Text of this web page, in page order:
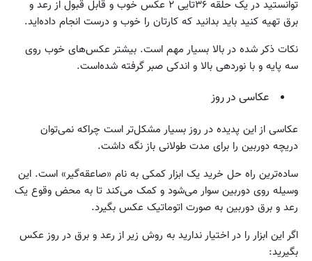
توانستید در یک حلقه ۳۶تایی ۲ عکس خوب و قابل قبول از رعد و
برق تهیه کنید باید بدانید که کارتان را خوب و درست انجام داده‌اید.
نکات ذکر شده در بالا بسیار مهم است. بیشتر عکس‌های خوب روی
سه پایه و با نوردهی بالا و اندکی صبر گرفته شده‌است.
عکاسی در روز
عکاسی از این پدیده در روز بسیار مشکل‌تر است چراکه نمی‌توان
دریچه دوربین را برای مدت طولانی باز نگه داشت.
ساده‌ترین راه حل خرید یک ابزار کمکی به نام «صاعقه‌گیر» است. این
وسیله روی دوربین سوار می‌شود و کمک می‌کند تا به محض وقوع یک
رعد و برق دوربین به صورت اتوماتیک عکس بگیرد.
اگر این ابزار را در اختیار ندارید به روش زیر از رعد و برق در روز عکس
بگیرید: